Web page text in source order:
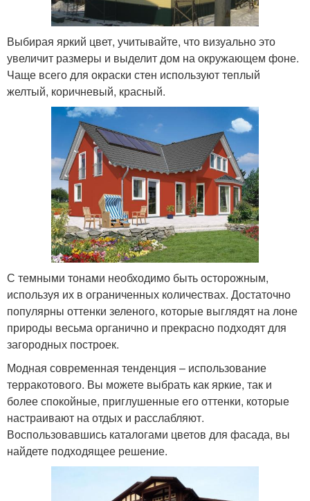
Выбирая яркий цвет, учитывайте, что визуально это
увеличит размеры и выделит дом на окружающем фоне.
Чаще всего для окраски стен используют теплый
желтый, коричневый, красный.
С темными тонами необходимо быть осторожным,
используя их в ограниченных количествах. Достаточно
популярны оттенки зеленого, которые выглядят на лоне
природы весьма органично и прекрасно подходят для
загородных построек.
Модная современная тенденция – использование
терракотового. Вы можете выбрать как яркие, так и
более спокойные, приглушенные его оттенки, которые
настраивают на отдых и расслабляют.
Воспользовавшись каталогами цветов для фасада, вы
найдете подходящее решение.